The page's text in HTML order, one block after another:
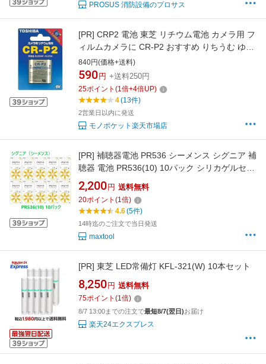
PROSUS 消防設備のプロサス
[PR] CRP2 電池 東芝 リチウム電池 カメラ用 フ
ィルムカメラに CR-P2 おすすめ りちうむ ゆう
パケット発送 TOSHIBA リチウム電池 CR-P2G
840円(価格+送料)
590 円 +送料250円
25ポイント (1倍+4倍UP)
4(13件)
2営業日以内に発送
モノポケット楽天市場店
[PR] 補聴器電池 PR536 シーメンス シグニア 補
聴器 電池 PR536(10) 10パック シリカゲルセッ
ト
2,200 円 送料無料
20ポイント (1倍)
4.6(5件)
14時迄のご注文で当日発送
maxtool
[PR] 東芝 LED常備灯 KFL-321(W) 10本セット
8,250 円 送料無料
75ポイント (1倍)
8/7 13:00までの注文で最短8/7(翌日)お届け
楽天24エクスプレス